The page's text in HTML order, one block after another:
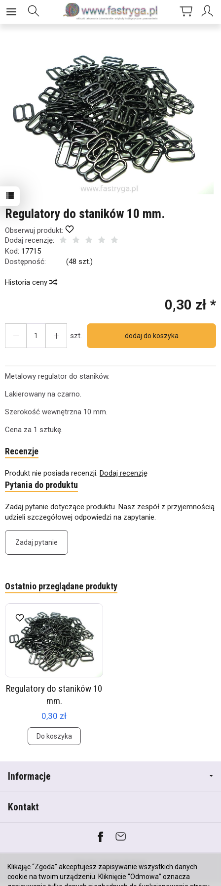
Regulatory do staników 10 mm.
Obserwuj produkt:
Dodaj recenzję:
Kod: 17715
Dostępność:
(48 szt.)
Historia ceny
0,30 zł *
szt. dodaj do koszyka
Metalowy regulator do staników.
Lakierowany na czarno.
Szerokość wewnętrzna 10 mm.
Cena za 1 sztukę.
Recenzje
Produkt nie posiada recenzji. Dodaj recenzję
Pytania do produktu
Zadaj pytanie dotyczące produktu. Nasz zespół z przyjemnością
udzieli szczegółowej odpowiedzi na zapytanie.
Zadaj pytanie
Ostatnio przeglądane produkty
Regulatory do staników 10
mm.
0,30 zł
Do koszyka
Informacje
Kontakt
*) brutto +
koszty dostawy
Sklep internetowy SOTESHOP AI
Klikając “Zgoda” akceptujesz zapisywanie wszystkich danych
cookie na twoim urządzeniu. Kliknięcie “Odmowa” oznacza